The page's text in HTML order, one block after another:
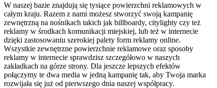
W naszej bazie znajdują się tysiące powierzchni reklamowych w
całym kraju. Razem z nami możesz stworzyć swoją kampanię
zewnętrzną na nośnikach takich jak billboardy, citylighty czy też
reklamy w środkach komunikacji miejskiej, lub też w internecie
dzięki zastosowaniu szerokiej palety form reklamy online.
Wszystkie zewnętrzne powierzchnie reklamowe oraz sposoby
reklamy w internecie sprawdzisz szczegółowo w naszych
zakładkach na górze strony. Dla jeszcze lepszych efektów
połączymy te dwa media w jedną kampanię tak, aby Twoja marka
rozwijała się już od pierwszego dnia naszej współpracy.